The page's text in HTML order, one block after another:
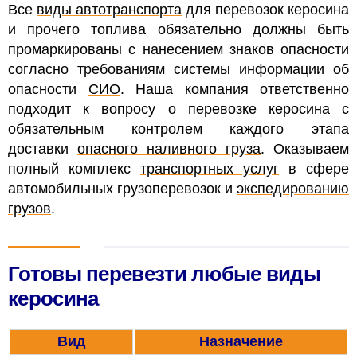
Все виды автотранспорта для перевозок керосина
и прочего топлива обязательно должны быть
промаркированы с нанесением знаков опасности
согласно требованиям системы информации об
опасности СИО. Наша компания ответственно
подходит к вопросу о перевозке керосина с
обязательным контролем каждого этапа
доставки опасного наливного груза. Оказываем
полный комплекс транспортных услуг в сфере
автомобильных грузоперевозок и экспедированию
грузов.
Готовы перевезти любые виды
керосина
Вид
Назначение